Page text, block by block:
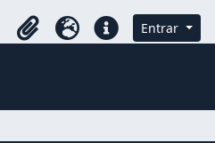
Área de transferência
IdiomaLigações rápidas
Entrar